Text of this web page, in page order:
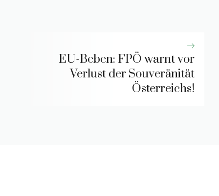
EU-Beben: FPÖ warnt vor
Verlust der Souveränität
Österreichs!